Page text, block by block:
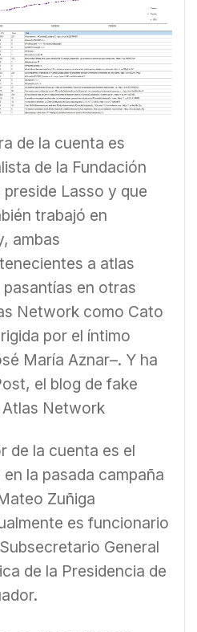
de la cuenta es
de la Fundación
Lasso y que
trabajó en
ambas
a atlas
en otras
Network como Cato
por el íntimo
María Aznar–. Y ha
el blog de fake
Network
de la cuenta es el
la pasada campaña
Zuñiga
es funcionario
General
de la Presidencia de